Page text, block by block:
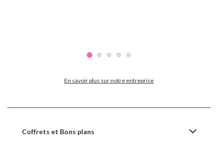
En savoir plus sur notre entreprise
Coffrets et Bons plans